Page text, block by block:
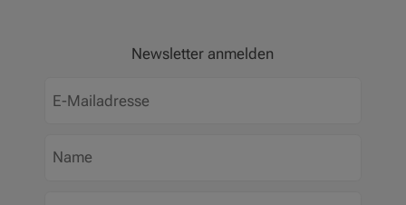
Newsletter anmelden